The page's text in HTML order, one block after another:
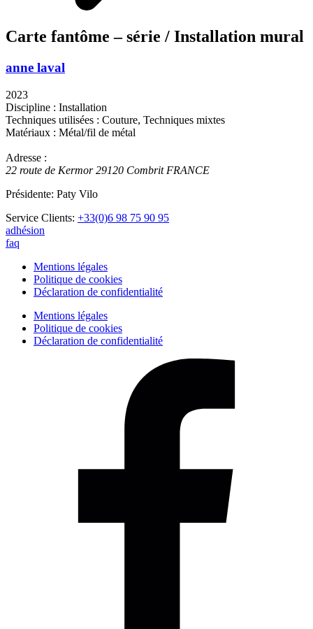
Carte fantôme – série / Installation mural
anne laval
2023
Discipline : Installation
Techniques utilisées : Couture, Techniques mixtes
Matériaux : Métal/fil de métal
Adresse :
22 route de Kermor 29120 Combrit FRANCE
Présidente: Paty Vilo
Service Clients: +33(0)6 98 75 90 95
adhésion
faq
Mentions légales
Politique de cookies
Déclaration de confidentialité
Mentions légales
Politique de cookies
Déclaration de confidentialité